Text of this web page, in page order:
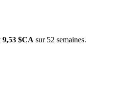
9,53 $CA sur 52 semaines.